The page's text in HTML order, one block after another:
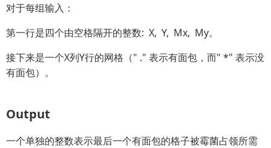
对于每组输入：
第一行是四个由空格隔开的整数: X, Y, Mx, My。
接下来是一个X列Y行的网格（" ." 表示有面包，而" *" 表示没
有面包）。
Output
一个单独的整数表示最后一个有面包的格子被霉菌占领所需